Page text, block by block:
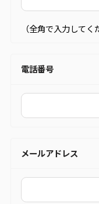
（全角で入力してく
電話番号
メールアドレス